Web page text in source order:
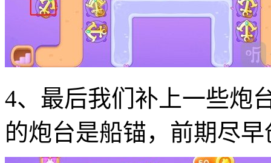
4、最后我们补上一些炮
的炮台是船锚，前期尽